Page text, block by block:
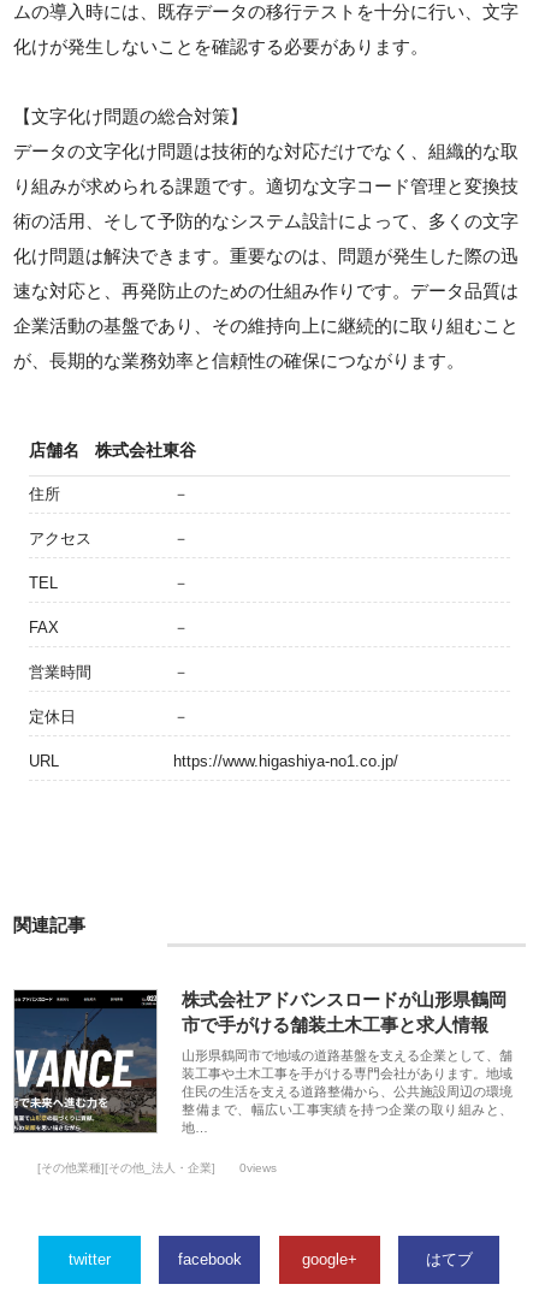
ムの導入時には、既存データの移行テストを十分に行い、文字
化けが発生しないことを確認する必要があります。
【文字化け問題の総合対策】
データの文字化け問題は技術的な対応だけでなく、組織的な取
り組みが求められる課題です。適切な文字コード管理と変換技
術の活用、そして予防的なシステム設計によって、多くの文字
化け問題は解決できます。重要なのは、問題が発生した際の迅
速な対応と、再発防止のための仕組み作りです。データ品質は
企業活動の基盤であり、その維持向上に継続的に取り組むこと
が、長期的な業務効率と信頼性の確保につながります。
店舗名 株式会社東谷
住所 －
アクセス －
TEL －
FAX －
営業時間 －
定休日 －
URL https://www.higashiya-no1.co.jp/
関連記事
株式会社アドバンスロードが山形県鶴岡
市で手がける舗装土木工事と求人情報
山形県鶴岡市で地域の道路基盤を支える企業として、舗
装工事や土木工事を手がける専門会社があります。地域
住民の生活を支える道路整備から、公共施設周辺の環境
整備まで、幅広い工事実績を持つ企業の取り組みと、
地…
[その他業種][その他_法人・企業] 0views
twitter facebook google+ はてブ